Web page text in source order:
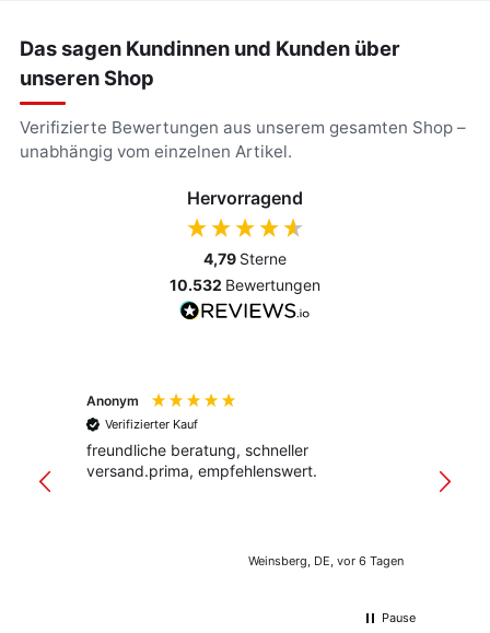
Das sagen Kundinnen und Kunden über
unseren Shop
Verifizierte Bewertungen aus unserem gesamten Shop –
unabhängig vom einzelnen Artikel.
Hervorragend
4,79 Sterne
10.532 Bewertungen
Anonym
Verifizierter Kauf
freundliche beratung, schneller
versand.prima, empfehlenswert.
Weinsberg, DE, vor 6 Tagen
klar
Pause